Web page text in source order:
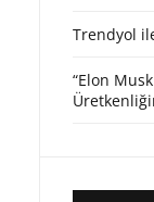
Trendyol
“Elon